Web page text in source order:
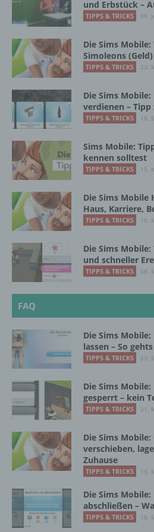
und Erbstück –
TIPPS & TRICKS 09.
Die Sims
Simoleons
TIPPS & TRICKS 23.
Die Sims Mobile:
verdienen –
TIPPS & TRICKS 18.
Sims Mobile:
kennen solltest
TIPPS & TRICKS 15.
Die Sims Mobile
Haus, Karriere,
TIPPS & TRICKS 10.
Die Sims
und schneller
TIPPS & TRICKS 08.
FAQ
Die Sims Mobile:
lassen – So gehts
TIPPS & TRICKS 23.
Die Sims
gesperrt – kein
TIPPS & TRICKS 21.
Die Sims
verschieben,
Zuhause
TIPPS & TRICKS 19.
Die Sims
abschließen –
TIPPS & TRICKS 18.
h) Auftragsverarbeiter
Auftragsverarbeiter ist
juristische Person,
oder andere Stelle, die
Daten im Auftrag des
i) Empfänger
Empfänger ist eine
Person, Behörde,
Stelle, der
es sich bei ihr um einen
nicht. Behörden, die im
bestimmten
Mitgliedstaaten
personenbezogene
jedoch nicht als
Dritter ist eine
Person, Behörde,
Stelle außer der
und den Personen, die
unmittelbaren
Verantwortlichen oder
Auftragsverarbeiters
personenbezogenen
k) Einwilligung
Einwilligung ist jede von
Person freiwillig für den
informierter Weise und